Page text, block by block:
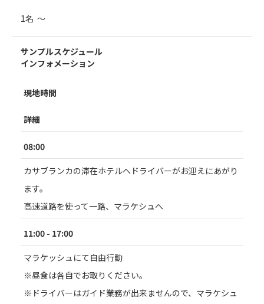
1名 ～
サンプルスケジュール
インフォメーション
現地時間
詳細
08:00
カサブランカの滞在ホテルへドライバーがお迎えにあがり
ます。
高速道路を使って一路、マラケシュへ
11:00 - 17:00
マラケッシュにて自由行動
※昼食は各自でお取りください。
※ドライバーはガイド業務が出来ませんので、マラケシュ